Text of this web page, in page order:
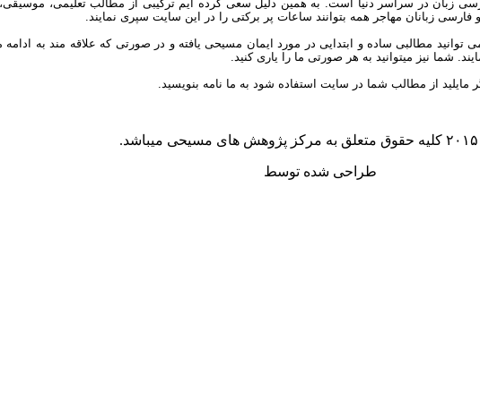
زبان در سراسر دنیا است. به همین دلیل سعی کرده ایم ترکیبی از مطالب تعلیمی،
فارسی زبانان مهاجر همه بتوانند ساعات پر برکتی را در این سایت سپری نمایند.
ساده و ابتدایی در مورد ایمان مسیحی یافته و در صورتی که علاقه مند به ادامه
شما نیز میتوانید به هر صورتی ما را یاری کنید.
مایلید از مطالب شما در سایت استفاده شود به ما نامه بنویسید.
طراحی شده توسط